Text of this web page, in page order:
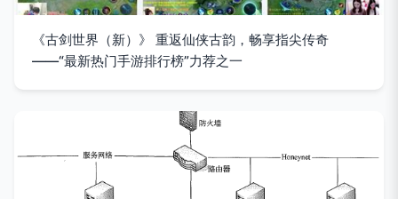
《古剑世界（新）》 重返仙侠古韵，畅享指尖传奇
——“最新热门手游排行榜”力荐之一